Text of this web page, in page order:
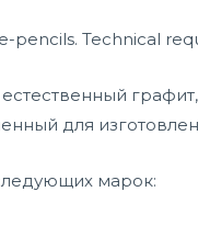
pencils. Technical
для
марок: